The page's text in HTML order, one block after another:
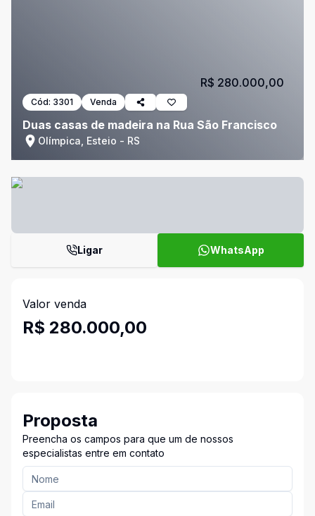
Cód: 3301 Venda
Duas casas de madeira na Rua São Francisco
Olímpica, Esteio - RS
R$ 280.000,00
Ligar WhatsApp
Valor venda
R$ 280.000,00
Proposta
Preencha os campos para que um de nossos
especialistas entre em contato